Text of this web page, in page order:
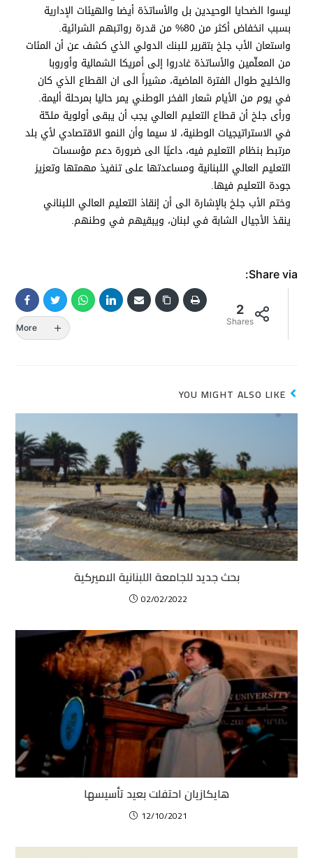
ليسوا الضحايا الوحيدين بل والأساتذة أيضا والهيئات الإدارية
بسبب انخفاض أكثر من 80% من قدرة رواتبهم الشرائية.
واستعان الأب جلخ بتقرير للبنك الدولي الذي كشف عن أن المئات
من المعلّمين والأساتذة غادروا إلى أمريكا الشمالية وأوروبا
والخليج طوال الفترة الماضية، مشيراً الى ان القطاع الذي كان
في يوم من الأيام شعار الفخر الوطني يمر حاليا بمرحلة أليمة.
ورأى جلخ أن قطاع التعليم العالي يجب أن يبقى أولوية ملحّة
في الاستراتيجيات الوطنية، لا سيما وأن النمو الاقتصادي لأي بلد
مرتبط بنظام التعليم فيه، داعيًا الى ضرورة دعم مؤسسات
التعليم العالي اللبنانية ومساعدتها على تنفيذ مهمتها وتعزيز
جودة التعليم فيها.
وختم الأب جلخ بالإشارة الى أن إنقاذ التعليم العالي اللبناني
ينقذ الأجيال الشابة في لبنان، ويبقيهم في وطنهم.
Share via:
2
Shares
More
YOU MIGHT ALSO LIKE
بحث جديد للجامعة اللبنانية الاميركية
02/02/2022
هايكازيان احتفلت بعيد تأسيسها
12/10/2021